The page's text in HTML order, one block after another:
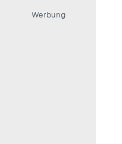
Werbung